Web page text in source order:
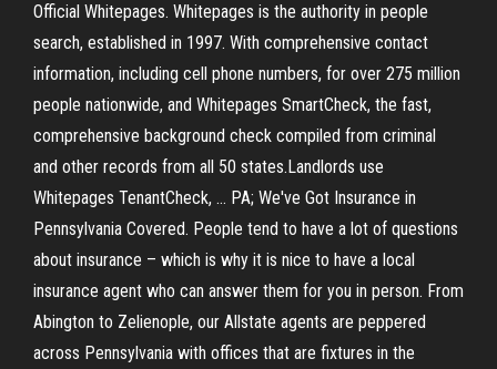
Official Whitepages. Whitepages is the authority in people
search, established in 1997. With comprehensive contact
information, including cell phone numbers, for over 275 million
people nationwide, and Whitepages SmartCheck, the fast,
comprehensive background check compiled from criminal
and other records from all 50 states.Landlords use
Whitepages TenantCheck, … PA; We've Got Insurance in
Pennsylvania Covered. People tend to have a lot of questions
about insurance – which is why it is nice to have a local
insurance agent who can answer them for you in person. From
Abington to Zelienople, our Allstate agents are peppered
across Pennsylvania with offices that are fixtures in the